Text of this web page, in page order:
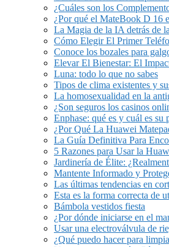
¿Cuáles son los
¿Por qué el MateBook D 16
La Magia de la IA detrás de
Cómo Elegir El Primer
Conoce los bozales para
Elevar El Bienestar: El
Luna: todo lo que no sabes
Tipos de clima existentes y
La homosexualidad en la
¿Son seguros los casinos
Enphase: qué es y cuál es su
¿Por Qué La Huawei
La Guía Definitiva Para
5 Razones para Usar la
Jardinería de Élite:
Mantente Informado y
Las últimas tendencias en
Esta es la forma correcta de
Bámbola vestidos fiesta
¿Por dónde iniciarse en el
Usar una electroválvula de
¿Qué puedo hacer para